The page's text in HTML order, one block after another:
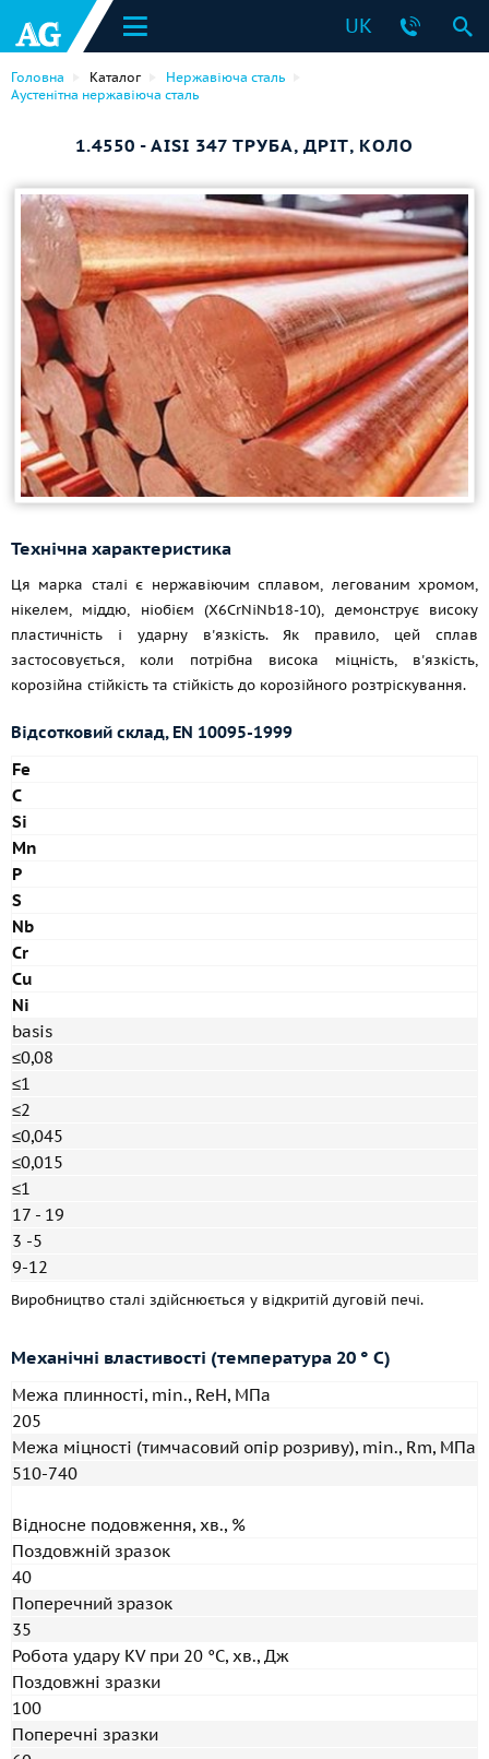
UK
Головна Каталог
Нержавіюча сталь
Аустенітна нержавіюча сталь
1.4550 - AISI 347 ТРУБА, ДРІТ, КОЛО
Технічна характеристика
Ця марка сталі є нержавіючим сплавом, легованим хромом,
нікелем, міддю, ніобієм (X6CrNiNb18-10), демонструє високу
пластичність і ударну в'язкість. Як правило, цей сплав
застосовується, коли потрібна висока міцність, в'язкість,
корозійна стійкість та стійкість до корозійного розтріскування.
Відсотковий склад, EN 10095-1999
Fe
C
Si
Mn
P
S
Nb
Cr
Cu
Ni
basis
≤0,08
≤1
≤2
≤0,045
≤0,015
≤1
17 - 19
3 -5
9-12
Виробництво сталі здійснюється у відкритій дуговій печі.
Механічні властивості (температура 20 ° С)
Межа плинності, min., ReH, МПа
205
Межа міцності (тимчасовий опір розриву), min., Rm, МПа
510-740
Відносне подовження, хв., %
Поздовжній зразок
40
Поперечний зразок
35
Робота удару KV при 20 °C, хв., Дж
Поздовжні зразки
100
Поперечні зразки